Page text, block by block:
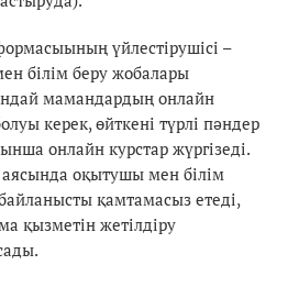
үйлестірушісі –
білім беру жобалары
мамандардың онлайн
керек, өйткені түрлі пәндер
онлайн курстар жүргізеді.
оқытушы мен білім
қамтамасыз етеді,
қызметін жетілдіру